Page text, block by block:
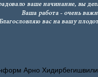
Арно Хидирбегишвили